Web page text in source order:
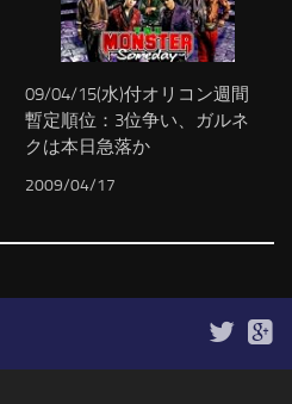
09/04/15(水)付オリコン週間
暫定順位：3位争い、ガルネ
クは本日急落か
2009/04/17